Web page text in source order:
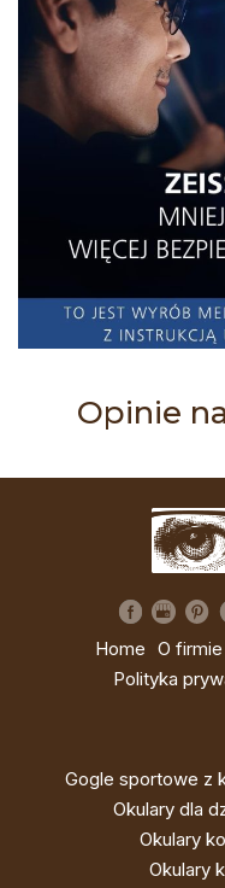
Opinie
Home O firmie
Polityka
Gogle sportowe z
Okulary dla
Okulary
Okulary